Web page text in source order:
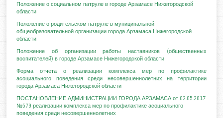
Положение о социальном патруле в городе Арзамасе Нижегородской
области
Положение о родительском патруле в муниципальной
общеобразовательной организации города Арзамаса Нижегородской
области
Положение об организации работы наставников (общественных
воспитателей) в городе Арзамасе Нижегородской области
Форма отчета о реализации комплекса мер по профилактике
асоциального поведения среди несовершеннолетних на территории
города Арзамаса Нижегородской области
ПОСТАНОВЛЕНИЕ АДМИНИСТРАЦИИ ГОРОДА АРЗАМАСА от 02.05.2017
№579 реализации комплекса мер по профилактике асоциального
поведения среди несовершеннолетних